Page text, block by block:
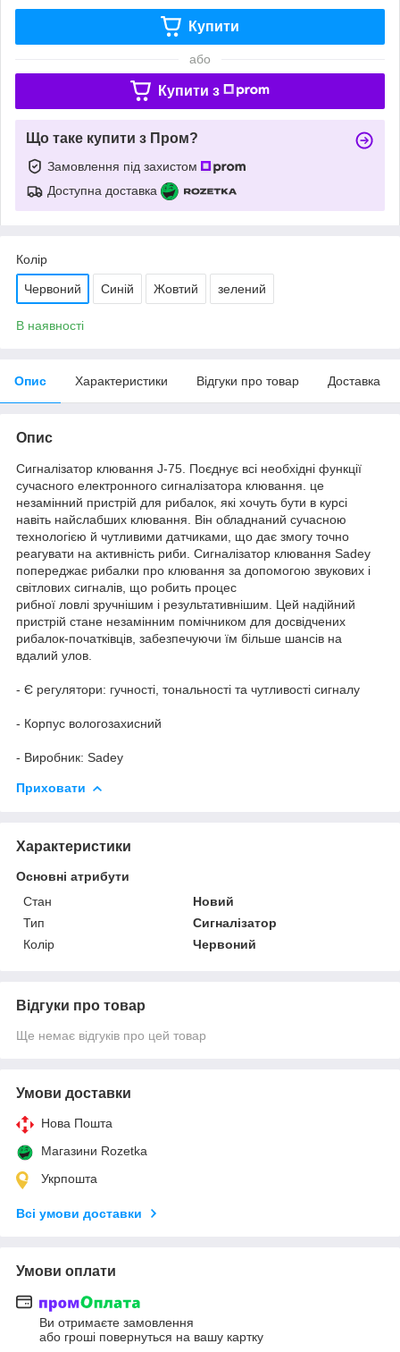
Купити
або
Купити з
Що таке купити з Пром?
Замовлення під захистом
Доступна доставка
Колір
Червоний Синій Жовтий зелений
В наявності
Опис Характеристики Відгуки про товар Доставка
Опис
Сигналізатор клювання J-75. Поєднує всі необхідні функції
сучасного електронного сигналізатора клювання. це
незамінний пристрій для рибалок, які хочуть бути в курсі
навіть найслабших клювання. Він обладнаний сучасною
технологією й чутливими датчиками, що дає змогу точно
реагувати на активність риби. Сигналізатор клювання Sadey
попереджає рибалки про клювання за допомогою звукових і
світлових сигналів, що робить процес
рибної ловлі зручнішим і результативнішим. Цей надійний
пристрій стане незамінним помічником для досвідчених
рибалок-початківців, забезпечуючи їм більше шансів на
вдалий улов.
- Є регулятори: гучності, тональності та чутливості сигналу
- Корпус вологозахисний
- Виробник: Sadey
Приховати
Характеристики
Основні атрибути
Стан
Новий
Тип
Сигналізатор
Колір
Червоний
Відгуки про товар
Ще немає відгуків про цей товар
Умови доставки
Нова Пошта
Магазини Rozetka
Укрпошта
Всі умови доставки
Умови оплати
Ви отримаєте замовлення
або гроші повернуться на вашу картку